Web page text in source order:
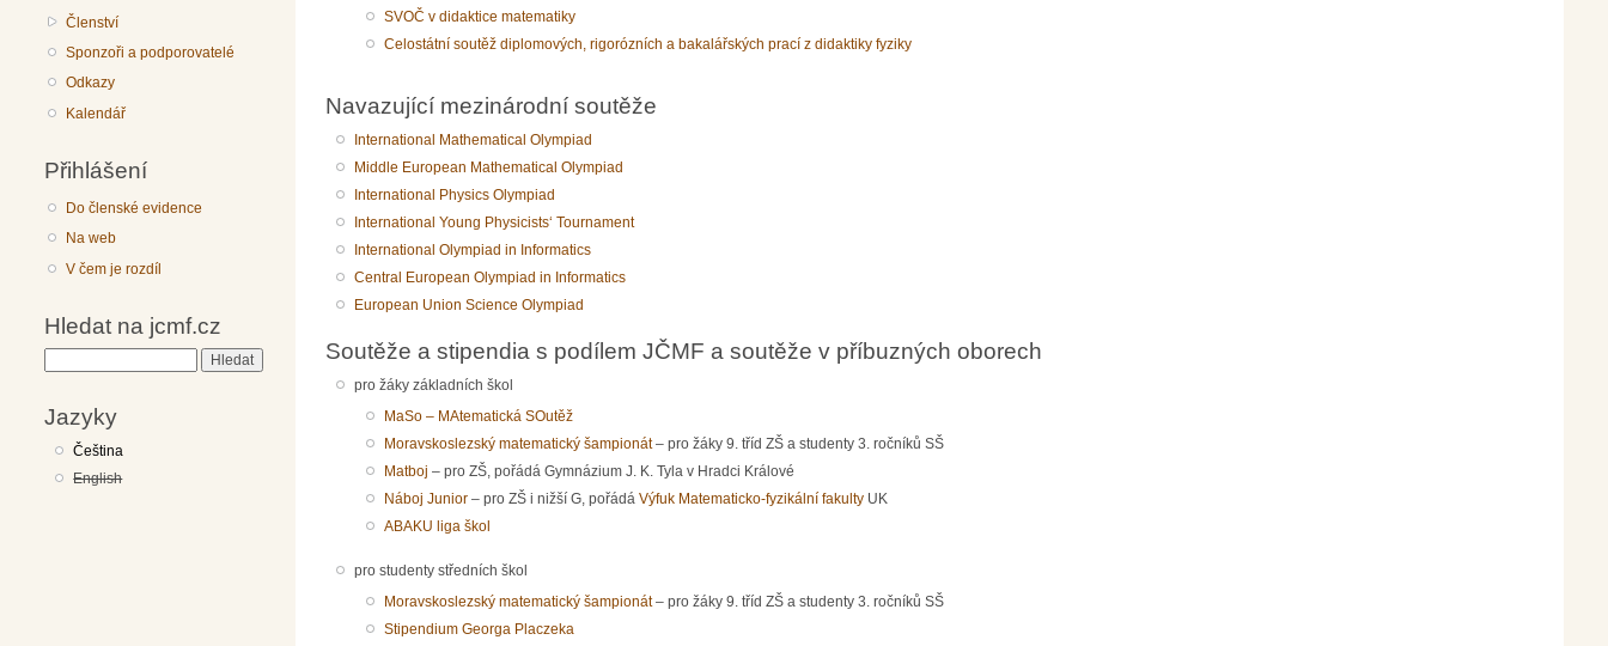
Členství
Sponzoři a podporovatelé
Odkazy
Kalendář
Přihlášení
Do členské evidence
Na web
V čem je rozdíl
Hledat na jcmf.cz
Jazyky
Čeština
English
SVOČ v didaktice matematiky
Celostátní soutěž diplomových, rigorózních a bakalářských prací z didaktiky fyziky
Navazující mezinárodní soutěže
International Mathematical Olympiad
Middle European Mathematical Olympiad
International Physics Olympiad
International Young Physicists‘ Tournament
International Olympiad in Informatics
Central European Olympiad in Informatics
European Union Science Olympiad
Soutěže a stipendia s podílem JČMF a soutěže v příbuzných oborech
pro žáky základních škol
MaSo – MAtematická SOutěž
Moravskoslezský matematický šampionát– pro žáky 9. tříd ZŠ a studenty 3. ročníků SŠ
Matboj – pro ZŠ, pořádá Gymnázium J. K. Tyla v Hradci Králové
Náboj Junior– pro ZŠ i nižší G, pořádá Výfuk Matematicko-fyzikální fakultyUK
ABAKU liga škol
pro studenty středních škol
Moravskoslezský matematický šampionát– pro žáky 9. tříd ZŠ a studenty 3. ročníků SŠ
Stipendium Georga Placzeka